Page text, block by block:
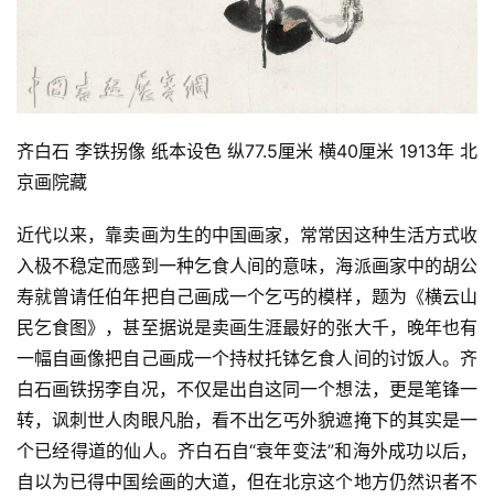
齐白石 李铁拐像 纸本设色 纵77.5厘米 横40厘米 1913年 北
京画院藏
近代以来，靠卖画为生的中国画家，常常因这种生活方式收
入极不稳定而感到一种乞食人间的意味，海派画家中的胡公
寿就曾请任伯年把自己画成一个乞丐的模样，题为《横云山
民乞食图》，甚至据说是卖画生涯最好的张大千，晚年也有
一幅自画像把自己画成一个持杖托钵乞食人间的讨饭人。齐
白石画铁拐李自况，不仅是出自这同一个想法，更是笔锋一
转，讽刺世人肉眼凡胎，看不出乞丐外貌遮掩下的其实是一
个已经得道的仙人。齐白石自“衰年变法”和海外成功以后，
自以为已得中国绘画的大道，但在北京这个地方仍然识者不